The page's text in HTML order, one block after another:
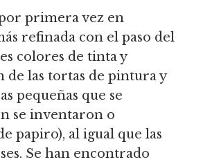
primera vez en
refinada con el paso del
colores de tinta y
de las tortas de pintura y
pequeñas que se
se inventaron o
papiro), al igual que las
Se han encontrado